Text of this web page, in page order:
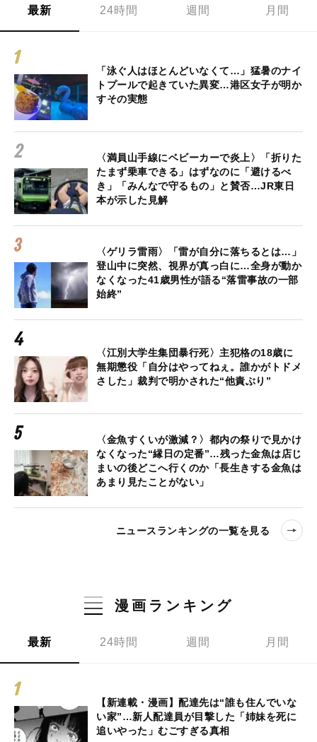
最新 24時間 週間 月間
「泳ぐ人はほとんどいなくて…」猛暑のナイ
トプールで起きていた異変…港区女子が明か
すその実態
〈満員山手線にベビーカーで炎上〉「折りた
たまず乗車できる」はずなのに「避けるべ
き」「みんなで守るもの」と賛否…JR東日
本が示した見解
〈ゲリラ雷雨〉「雷が自分に落ちるとは…」
登山中に突然、視界が真っ白に…全身が動か
なくなった41歳男性が語る“落雷事故の一部
始終”
〈江別大学生集団暴行死〉主犯格の18歳に
無期懲役「自分はやってねぇ。誰かがトドメ
さした」裁判で明かされた“他責ぶり”
〈金魚すくいが激減？〉都内の祭りで見かけ
なくなった“縁日の定番”…残った金魚は店じ
まいの後どこへ行くのか「長生きする金魚は
あまり見たことがない」
ニュースランキングの一覧を見る
漫画ランキング
最新 24時間 週間 月間
【新連載・漫画】配達先は“誰も住んでいな
い家”…新人配達員が目撃した「姉妹を死に
追いやった」むごすぎる真相